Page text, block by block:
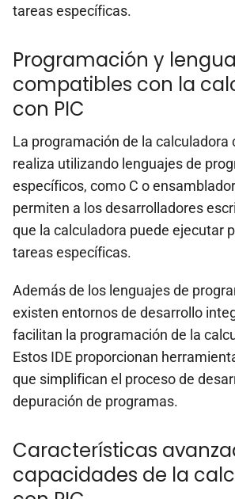
tareas específicas.
Programación y
compatibles con la
con PIC
La programación de la calculadora
realiza utilizando lenguajes de
específicos, como C o
permiten a los desarrolladores
que la calculadora puede ejecutar
tareas específicas.
Además de los lenguajes de
existen entornos de desarrollo
facilitan la programación de la
Estos IDE proporcionan
que simplifican el proceso de
depuración de programas.
Características
capacidades de la